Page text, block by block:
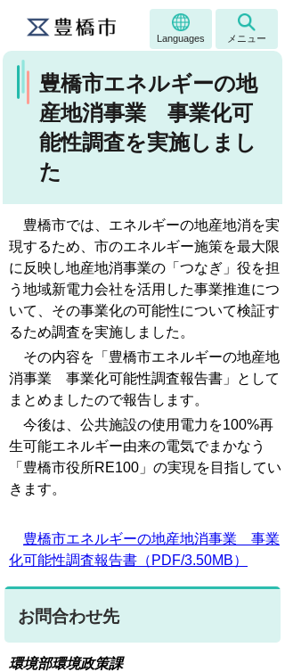
Languages メニュー
豊橋市エネルギーの地
産地消事業 事業化可
能性調査を実施しまし
た
豊橋市では、エネルギーの地産地消を実
現するため、市のエネルギー施策を最大限
に反映し地産地消事業の「つなぎ」役を担
う地域新電力会社を活用した事業推進につ
いて、その事業化の可能性について検証す
るため調査を実施しました。
その内容を「豊橋市エネルギーの地産地
消事業 事業化可能性調査報告書」として
まとめましたので報告します。
今後は、公共施設の使用電力を100%再
生可能エネルギー由来の電気でまかなう
「豊橋市役所RE100」の実現を目指してい
きます。
豊橋市エネルギーの地産地消事業 事業
化可能性調査報告書（PDF/3.50MB）
お問合わせ先
環境部環境政策課